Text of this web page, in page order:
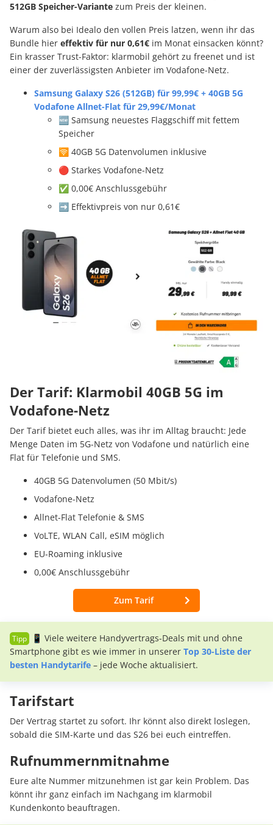
512GB Speicher-Variante zum Preis der kleinen.
Warum also bei Idealo den vollen Preis latzen, wenn ihr das
Bundle hier effektiv für nur 0,61€ im Monat einsacken könnt?
Ein krasser Trust-Faktor: klarmobil gehört zu freenet und ist
einer der zuverlässigsten Anbieter im Vodafone-Netz.
Samsung Galaxy S26 (512GB) für 99,99€ + 40GB 5G
Vodafone Allnet-Flat für 29,99€/Monat
🆕 Samsung neuestes Flaggschiff mit fettem
Speicher
🛜 40GB 5G Datenvolumen inklusive
🔴 Starkes Vodafone-Netz
✅ 0,00€ Anschlussgebühr
➡️ Effektivpreis von nur 0,61€
Der Tarif: Klarmobil 40GB 5G im
Vodafone-Netz
Der Tarif bietet euch alles, was ihr im Alltag braucht: Jede
Menge Daten im 5G-Netz von Vodafone und natürlich eine
Flat für Telefonie und SMS.
40GB 5G Datenvolumen (50 Mbit/s)
Vodafone-Netz
Allnet-Flat Telefonie & SMS
VoLTE, WLAN Call, eSIM möglich
EU-Roaming inklusive
0,00€ Anschlussgebühr
Zum Tarif
📱 Viele weitere Handyvertrags-Deals mit und ohne
Smartphone gibt es wie immer in unserer Top 30-Liste der
besten Handytarife – jede Woche aktualisiert.
Tarifstart
Der Vertrag startet zu sofort. Ihr könnt also direkt loslegen,
sobald die SIM-Karte und das S26 bei euch eintreffen.
Rufnummernmitnahme
Eure alte Nummer mitzunehmen ist gar kein Problem. Das
könnt ihr ganz einfach im Nachgang im klarmobil
Kundenkonto beauftragen.